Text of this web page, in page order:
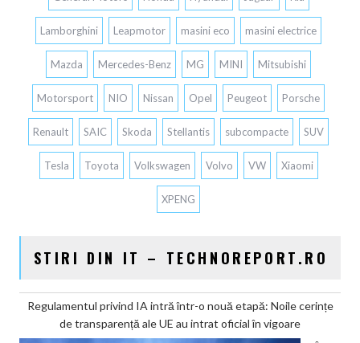
Lamborghini Leapmotor masini eco masini electrice
Mazda Mercedes-Benz MG MINI Mitsubishi
Motorsport NIO Nissan Opel Peugeot Porsche
Renault SAIC Skoda Stellantis subcompacte SUV
Tesla Toyota Volkswagen Volvo VW Xiaomi
XPENG
STIRI DIN IT – TECHNOREPORT.RO
Regulamentul privind IA intră într-o nouă etapă: Noile cerințe
de transparență ale UE au intrat oficial în vigoare